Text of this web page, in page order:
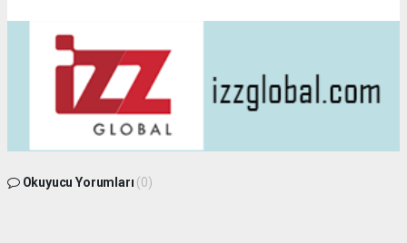
Okuyucu Yorumları (0)